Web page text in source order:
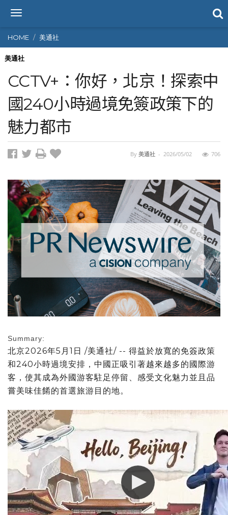
T
g
g
l
n
a
v
i
g
a
t
HOME 美通社
美通社
CCTV+：你好，北京！探索中
國240小時過境免簽政策下的
魅力都市
By 美通社 - 2026/05/02 706
Summary:
北京2026年5月1日 /美通社/ -- 得益於放寬的免簽政策
和240小時過境安排，中國正吸引著越來越多的國際游
客，使其成為外國游客駐足停留、感受文化魅力並且品
嘗美味佳餚的首選旅游目的地。